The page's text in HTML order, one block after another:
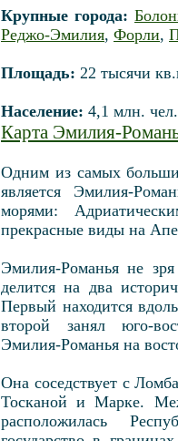
Крупные города:
Реджо-Эмилия, Форли,
Площадь: 22 тысячи
Население: 4,1 млн. чел.
Карта Эмилия-
Одним из самых
является Эмилия-
морями:
прекрасные виды на
Эмилия-Романья не
делится на два
Первый находится
второй занял юго-
Эмилия-Романья на
Она соседствует с
Тосканой и Марке.
расположилась